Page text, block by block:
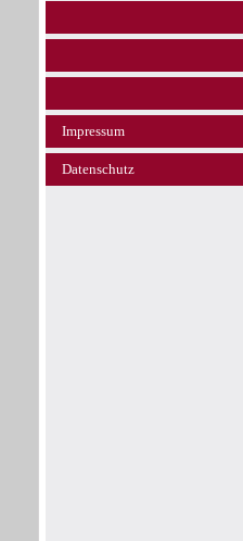
Impressum
Datenschutz